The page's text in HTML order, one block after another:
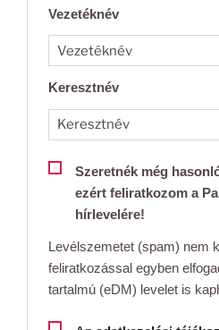
Vezetéknév
Keresztnév
Szeretnék még
ezért feliratkozom a
hírlevelére!
Levélszemetet (spam) nem
feliratkozással egyben
tartalmú (eDM) levelet is